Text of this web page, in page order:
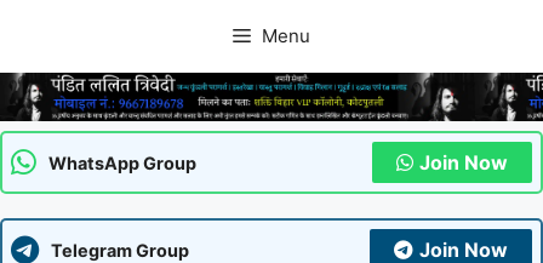
content
Menu
WhatsApp Group Join Now
Telegram Group Join Now